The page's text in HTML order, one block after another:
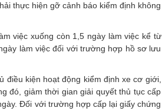
thực hiện gỡ cảnh báo kiểm định không
việc xuống còn 1,5 ngày làm việc kể từ
làm việc đối với trường hợp hồ sơ lưu
điều kiện hoạt động kiểm định xe cơ giới,
đó, giảm thời gian giải quyết thủ tục cấp
Đối với trường hợp cấp lại giấy chứng